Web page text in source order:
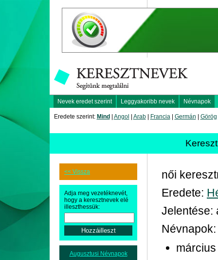
Nevek eredet szerint Leggyakoribb nevek Névnapok
Eredete szerint: Mind Angol Arab| Francia| Germán Görög
<< Vissza
Adja meg vezetéknevét,
hogy a keresztnevek elé
illeszthessük:
Augusztusi Névnapok
női
Eredete:
Jelentése:
Névnapok: